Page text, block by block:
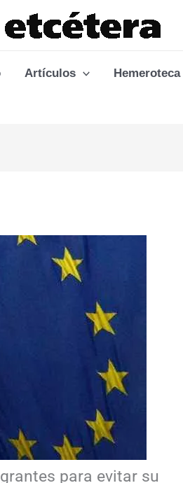
Artículos Hemeroteca
para evitar su